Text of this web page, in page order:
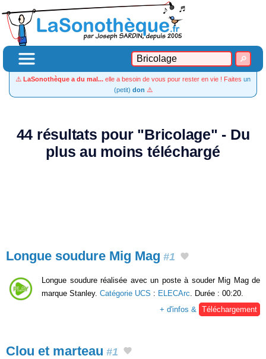
⚠️ LaSonothèque a du mal... elle a besoin de vous pour rester en vie ! Faites un
(petit) don ⚠️
44 résultats pour "Bricolage" - Du
plus au moins téléchargé
Longue soudure Mig Mag #1
Longue soudure réalisée avec un poste à souder Mig Mag de
marque Stanley. Catégorie UCS : ELECArc . Durée : 00:20.
+ d'infos &
Téléchargement
Clou et marteau #1